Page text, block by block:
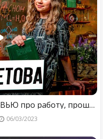
МИЛАНА ХАМЕТОВА: ИНТЕРВЬЮ про работу, прошлое в детдоме и знакомство с ДАВОЙ
06/03/2023